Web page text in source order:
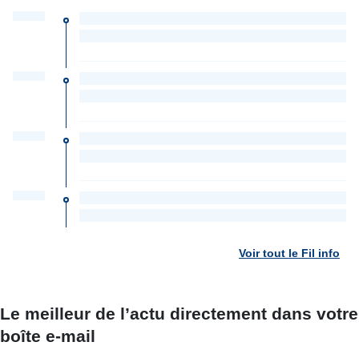
Voir tout le Fil info
Le meilleur de l’actu directement dans votre
boîte e-mail